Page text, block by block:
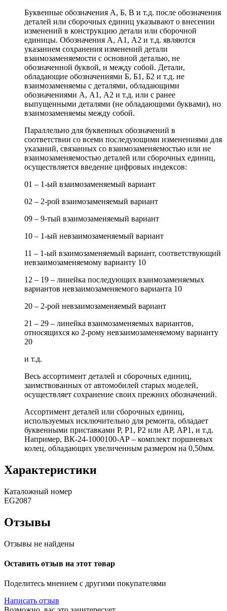
Буквенные обозначения А, Б, В и т.д. после обозначения
деталей или сборочных единиц указывают о внесении
изменений в конструкцию детали или сборочной
единицы. Обозначения А, А1, А2 и т.д. являются
указанием сохранения изменений детали
взаимозаменяемости с основной деталью, не
обозначенной буквой, и между собой. Детали,
обладающие обозначениями Б, Б1, Б2 и т.д. не
взаимозаменяемы с деталями, обладающими
обозначениями А, А1, А2 и т.д. или с ранее
выпущенными деталями (не обладающими буквами), но
взаимозаменяемы между собой.
Параллельно для буквенных обозначений в
соответствии со всеми последующими изменениями для
указаний, связанных со взаимозаменяемостью или не
взаимозаменяемостью деталей или сборочных единиц,
осуществляется введение цифровых индексов:
01 – 1-ый взаимозаменяемый вариант
02 – 2-рой взаимозаменяемый вариант
09 – 9-тый взаимозаменяемый вариант
10 – 1-ый невзаимозаменяемый вариант
11 – 1-ый взаимозаменяемый вариант, соответствующий
невзаимозаменяемому варианту 10
12 – 19 – линейка последующих взаимозаменяемых
вариантов невзаимозаменяемого варианта 10
20 – 2-рой невзаимозаменяемый вариант
21 – 29 – линейка взаимозаменяемых вариантов,
относящихся ко 2-рому невзаимозаменяемому варианту
20
и т.д.
Весь ассортимент деталей и сборочных единиц,
заимствованных от автомобилей старых моделей,
осуществляет сохранение своих прежних обозначений.
Ассортимент деталей или сборочных единиц,
используемых исключительно для ремонта, обладает
буквенными приставками Р, Р1, Р2 или АР, АР1, и т.д.
Например, ВК-24-1000100-АР – комплект поршневых
колец, обладающих увеличенным размером на 0,50мм.
Характеристики
Каталожный номер
EG2087
Отзывы
Отзывы не найдены
Оставить отзыв на этот товар
Поделитесь мнением с другими покупателями
Написать отзыв